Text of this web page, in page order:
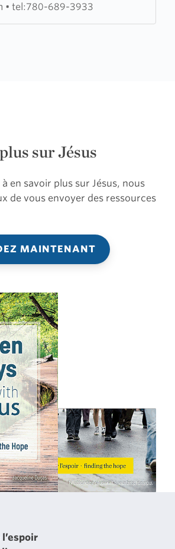
• tel:780-689-3933
sur Jésus
en savoir plus sur Jésus, nous
de vous envoyer des ressources
MAINTENANT